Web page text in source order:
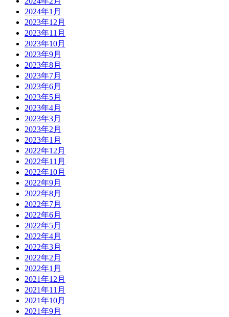
2024年1月
2023年12月
2023年11月
2023年10月
2023年9月
2023年8月
2023年7月
2023年6月
2023年5月
2023年4月
2023年3月
2023年2月
2023年1月
2022年12月
2022年11月
2022年10月
2022年9月
2022年8月
2022年7月
2022年6月
2022年5月
2022年4月
2022年3月
2022年2月
2022年1月
2021年12月
2021年11月
2021年10月
2021年9月